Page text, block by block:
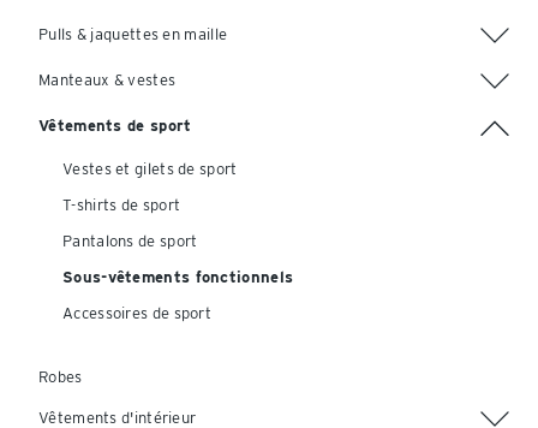
Pulls & jaquettes en maille
Manteaux & vestes
Vêtements de sport
Vestes et gilets de sport
T-shirts de sport
Pantalons de sport
Sous-vêtements fonctionnels
Accessoires de sport
Robes
Vêtements d'intérieur